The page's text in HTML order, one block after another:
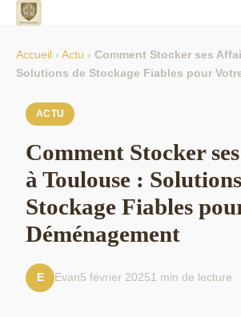
Accueil › Actu › Comment Stocker ses
Solutions de Stockage Fiables pour
ACTU
Comment Stocker
à Toulouse :
Stockage Fiables
Déménagement
E Evan5 février 20251 min de lecture